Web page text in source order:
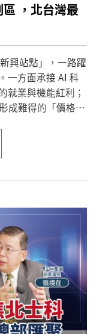
區 ，北台灣最
興站點」，一路躍
一方面承接 AI 科
就業與機能紅利；
成難得的「價格凹